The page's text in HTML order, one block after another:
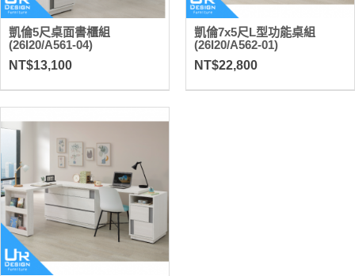
凱倫5尺桌面書櫃組
(26I20/A561-04)
NT$13,100
凱倫7x5尺L型功能桌組
(26I20/A562-01)
NT$22,800